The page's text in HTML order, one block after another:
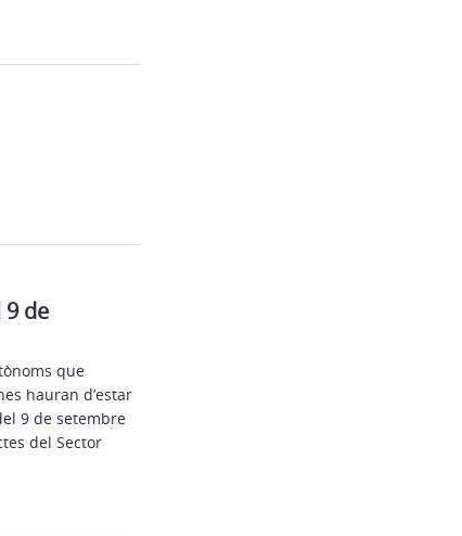
9 de
que
hauran d’estar
9 de setembre
del Sector